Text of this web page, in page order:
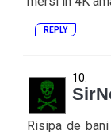
REPLY
Risipa de